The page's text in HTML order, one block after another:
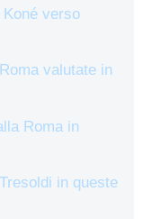
verso
valutate in
Roma in
in queste